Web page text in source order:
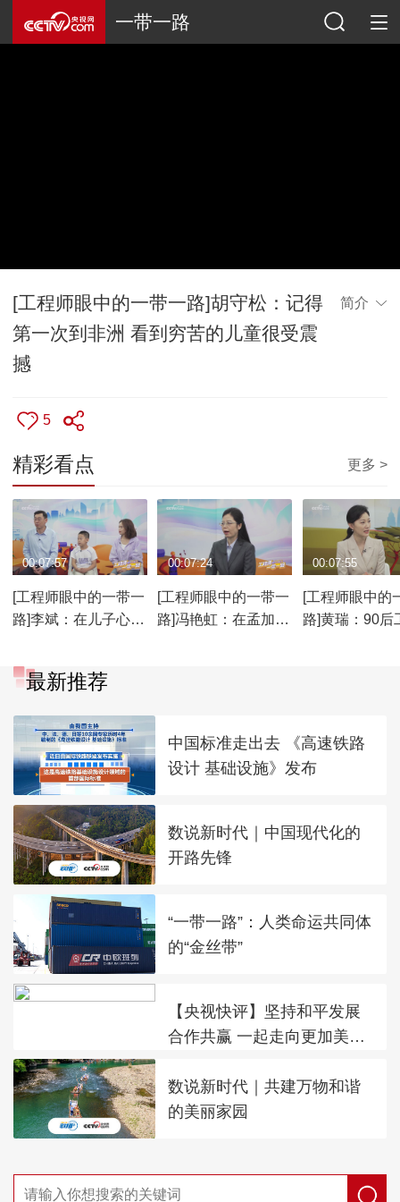
一带一路
[工程师眼中的一带一路]胡守松：记得
第一次到非洲 看到穷苦的儿童很受震
撼
简介
5
精彩看点 更多 >
[工程师眼中的一带一
路]李斌：在儿子心中
00:07:57
[工程师眼中的一带一
路]冯艳虹：在孟加拉
00:07:24
[工程师眼中的
路]黄瑞：90后
00:07:55
最新推荐
中国标准走出去 《高速铁路
设计 基础设施》发布
数说新时代｜中国现代化的
开路先锋
“一带一路”：人类命运共同体
的“金丝带”
【央视快评】坚持和平发展
合作共赢 一起走向更加美好
数说新时代｜共建万物和谐
的美丽家园